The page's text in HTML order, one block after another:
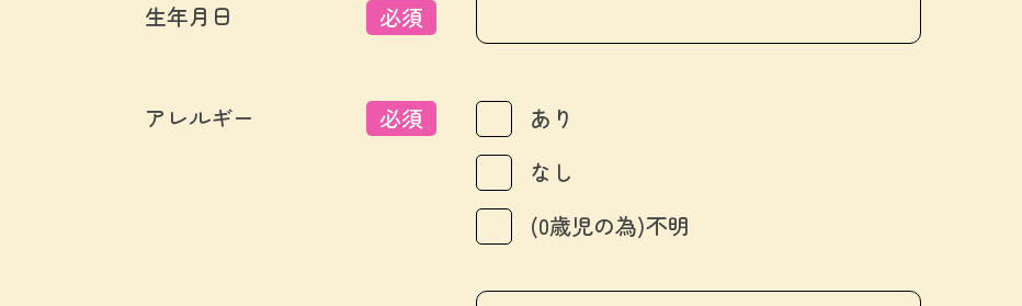
生年月日 必須
アレルギー 必須
あり
なし
(0歳児の為)不明